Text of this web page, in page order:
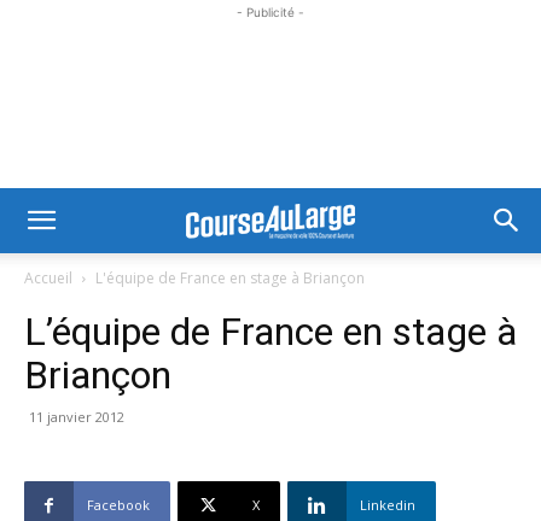
- Publicité -
Accueil L'équipe de France en stage à Briançon
L’équipe de France en stage à
Briançon
11 janvier 2012
Facebook X Linkedin